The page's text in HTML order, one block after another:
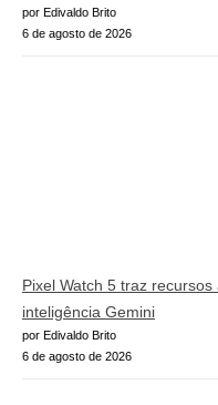
por Edivaldo Brito
6 de agosto de 2026
Pixel Watch 5 traz
inteligência Gemini
por Edivaldo Brito
6 de agosto de 2026